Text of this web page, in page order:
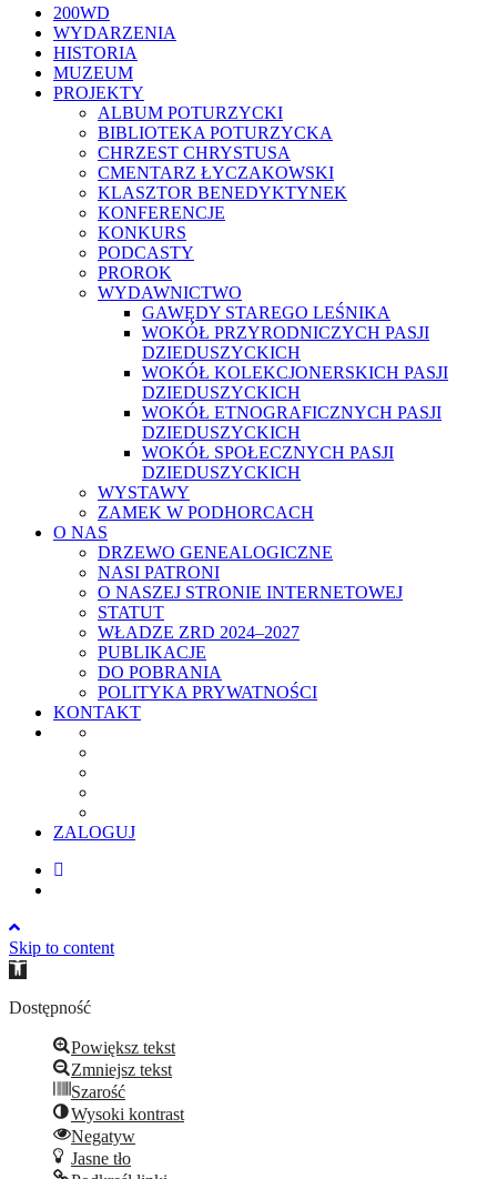
Close
Menu
200WD
WYDARZENIA
HISTORIA
MUZEUM
PROJEKTY
ALBUM POTURZYCKI
BIBLIOTEKA POTURZYCKA
CHRZEST CHRYSTUSA
CMENTARZ ŁYCZAKOWSKI
KLASZTOR BENEDYKTYNEK
KONFERENCJE
KONKURS
PODCASTY
PROROK
WYDAWNICTWO
GAWĘDY STAREGO LEŚNIKA
WOKÓŁ PRZYRODNICZYCH PASJI
DZIEDUSZYCKICH
WOKÓŁ KOLEKCJONERSKICH PASJI
DZIEDUSZYCKICH
WOKÓŁ ETNOGRAFICZNYCH PASJI
DZIEDUSZYCKICH
WOKÓŁ SPOŁECZNYCH PASJI
DZIEDUSZYCKICH
WYSTAWY
ZAMEK W PODHORCACH
O NAS
DRZEWO GENEALOGICZNE
NASI PATRONI
O NASZEJ STRONIE INTERNETOWEJ
STATUT
WŁADZE ZRD 2024–2027
PUBLIKACJE
DO POBRANIA
POLITYKA PRYWATNOŚCI
KONTAKT
ZALOGUJ
Skip to content
Open
Dostępność
Powiększ tekst
Zmniejsz tekst
Szarość
Wysoki kontrast
Negatyw
Jasne tło